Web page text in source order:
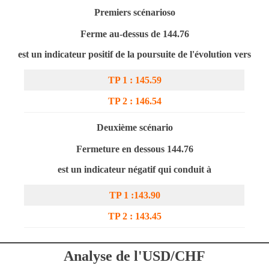
Premiers scénarioso
Ferme au-dessus de 144.76
est un indicateur positif de la poursuite de l'évolution vers
TP 1 : 145.59
TP 2 : 146.54
Deuxième scénario
Fermeture en dessous 144.76
est un indicateur négatif qui conduit à
TP 1 :143.90
TP 2 : 143.45
Analyse de l'USD/CHF